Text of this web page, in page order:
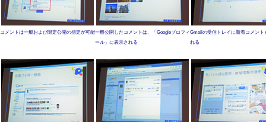
コメントは一般および限定公開の指定が可能一般公開したコメントは、「Googleプロフィ
ール」に表示される
Gmailの受信トレイに新着コメント
れる